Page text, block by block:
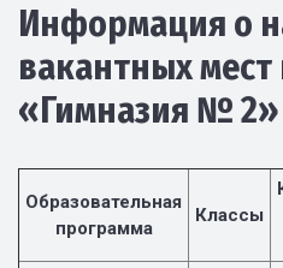
Информация о
вакантных
«Гимназия № 2»
Образовательная
программа
Классы